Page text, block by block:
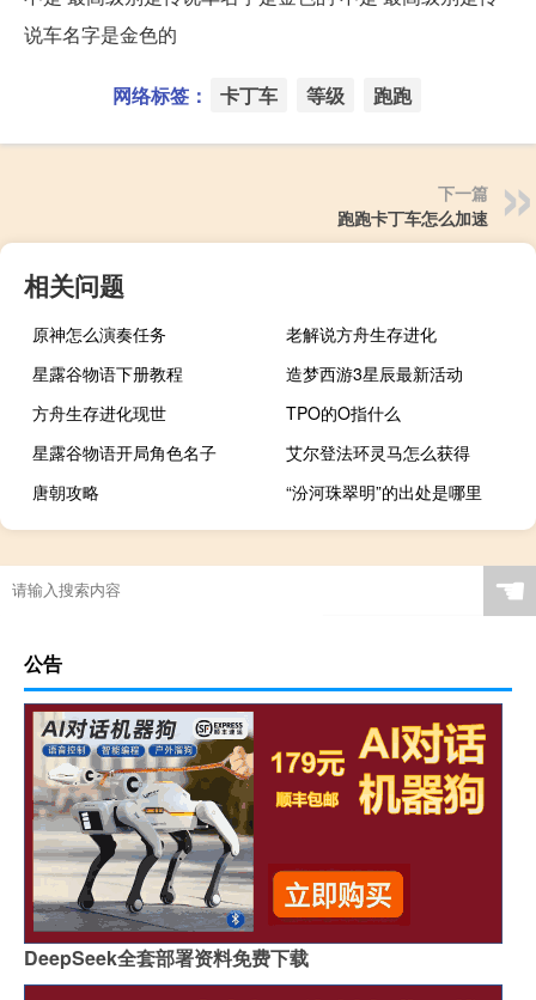
说车名字是金色的
网络标签： 卡丁车 等级 跑跑
下一篇
跑跑卡丁车怎么加速
相关问题
原神怎么演奏任务
老解说方舟生存进化
星露谷物语下册教程
造梦西游3星辰最新活动
方舟生存进化现世
TPO的O指什么
星露谷物语开局角色名子
艾尔登法环灵马怎么获得
唐朝攻略
“汾河珠翠明”的出处是哪里
☚
公告
DeepSeek全套部署资料免费下载